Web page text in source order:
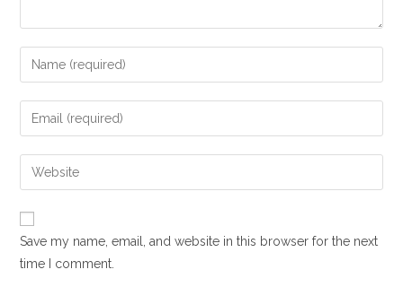
Save my name, email, and website in this browser for the next
time I comment.